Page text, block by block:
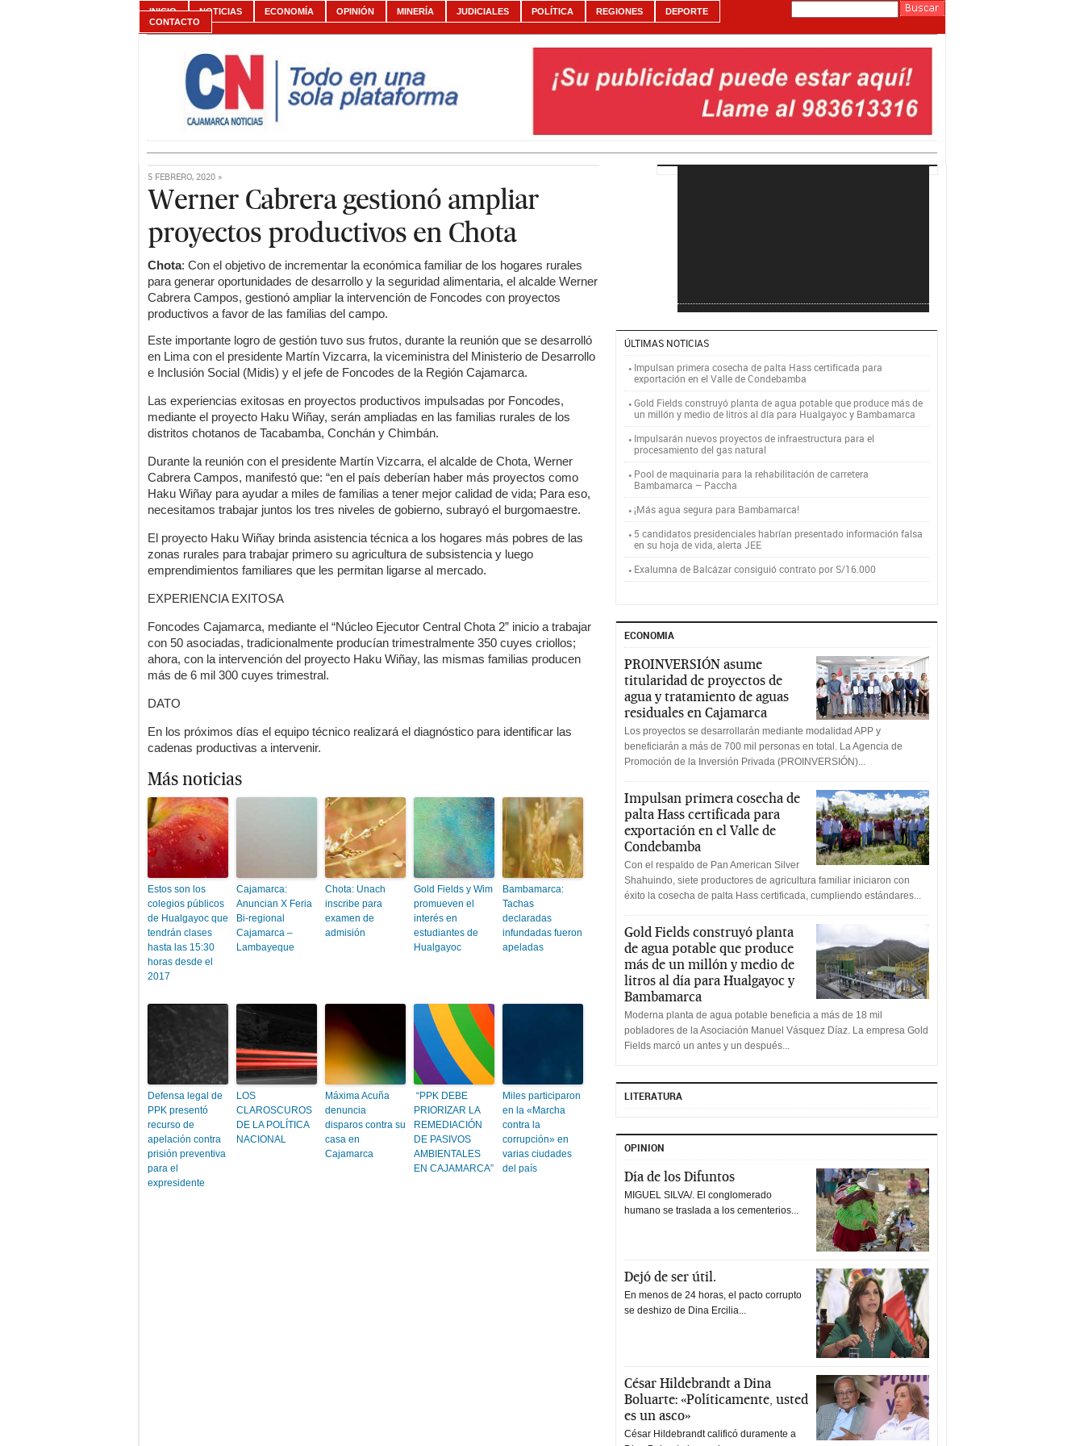
INICIO NOTICIAS ECONOMÍA OPINIÓN MINERÍA JUDICIALES POLÍTICA REGIONES
DEPORTE
CONTACTO
5 FEBRERO, 2020 »
Werner Cabrera gestionó ampliar
proyectos productivos en Chota
Chota: Con el objetivo de incrementar la económica familiar de los hogares rurales
para generar oportunidades de desarrollo y la seguridad alimentaria, el alcalde Werner
Cabrera Campos, gestionó ampliar la intervención de Foncodes con proyectos
productivos a favor de las familias del campo.
Este importante logro de gestión tuvo sus frutos, durante la reunión que se desarrolló
en Lima con el presidente Martín Vizcarra, la viceministra del Ministerio de Desarrollo
e Inclusión Social (Midis) y el jefe de Foncodes de la Región Cajamarca.
Las experiencias exitosas en proyectos productivos impulsadas por Foncodes,
mediante el proyecto Haku Wiñay, serán ampliadas en las familias rurales de los
distritos chotanos de Tacabamba, Conchán y Chimbán.
Durante la reunión con el presidente Martín Vizcarra, el alcalde de Chota, Werner
Cabrera Campos, manifestó que: “en el país deberían haber más proyectos como
Haku Wiñay para ayudar a miles de familias a tener mejor calidad de vida; Para eso,
necesitamos trabajar juntos los tres niveles de gobierno, subrayó el burgomaestre.
El proyecto Haku Wiñay brinda asistencia técnica a los hogares más pobres de las
zonas rurales para trabajar primero su agricultura de subsistencia y luego
emprendimientos familiares que les permitan ligarse al mercado.
EXPERIENCIA EXITOSA
Foncodes Cajamarca, mediante el “Núcleo Ejecutor Central Chota 2” inicio a trabajar
con 50 asociadas, tradicionalmente producían trimestralmente 350 cuyes criollos;
ahora, con la intervención del proyecto Haku Wiñay, las mismas familias producen
más de 6 mil 300 cuyes trimestral.
DATO
En los próximos días el equipo técnico realizará el diagnóstico para identificar las
cadenas productivas a intervenir.
Más noticias
Estos son los
colegios públicos
de Hualgayoc que
tendrán clases
hasta las 15:30
horas desde el
2017
Cajamarca:
Anuncian X Feria
Bi-regional
Cajamarca –
Lambayeque
Chota: Unach
inscribe para
examen de
admisión
Gold Fields y Wim
promueven el
interés en
estudiantes de
Hualgayoc
Bambamarca:
Tachas
declaradas
infundadas fueron
apeladas
Defensa legal de
PPK presentó
recurso de
apelación contra
prisión preventiva
para el
expresidente
LOS
CLAROSCUROS
DE LA POLÍTICA
NACIONAL
Máxima Acuña
denuncia
disparos contra su
casa en
Cajamarca
“PPK DEBE
PRIORIZAR LA
REMEDIACIÓN
DE PASIVOS
AMBIENTALES
EN CAJAMARCA”
Miles participaron
en la «Marcha
contra la
corrupción» en
varias ciudades
del país
ÚLTIMAS NOTICIAS
Impulsan primera cosecha de palta Hass certificada para
exportación en el Valle de Condebamba
Gold Fields construyó planta de agua potable que produce más de
un millón y medio de litros al día para Hualgayoc y Bambamarca
Impulsarán nuevos proyectos de infraestructura para el
procesamiento del gas natural
Pool de maquinaria para la rehabilitación de carretera
Bambamarca – Paccha
¡Más agua segura para Bambamarca!
5 candidatos presidenciales habrían presentado información falsa
en su hoja de vida, alerta JEE
Exalumna de Balcázar consiguió contrato por S/16.000
ECONOMIA
PROINVERSIÓN asume
titularidad de proyectos de
agua y tratamiento de aguas
residuales en Cajamarca
Los proyectos se desarrollarán mediante modalidad APP y
beneficiarán a más de 700 mil personas en total. La Agencia de
Promoción de la Inversión Privada (PROINVERSIÓN)...
Impulsan primera cosecha de
palta Hass certificada para
exportación en el Valle de
Condebamba
Con el respaldo de Pan American Silver
Shahuindo, siete productores de agricultura familiar iniciaron con
éxito la cosecha de palta Hass certificada, cumpliendo estándares...
Gold Fields construyó planta
de agua potable que produce
más de un millón y medio de
litros al día para Hualgayoc y
Bambamarca
Moderna planta de agua potable beneficia a más de 18 mil
pobladores de la Asociación Manuel Vásquez Díaz. La empresa Gold
Fields marcó un antes y un después...
LITERATURA
OPINION
Día de los Difuntos
MIGUEL SILVA/. El conglomerado
humano se traslada a los cementerios...
Dejó de ser útil.
En menos de 24 horas, el pacto corrupto
se deshizo de Dina Ercilia...
César Hildebrandt a Dina
Boluarte: «Políticamente, usted
es un asco»
César Hildebrandt calificó duramente a